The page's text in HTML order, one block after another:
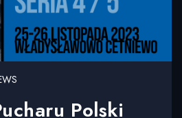
Polski